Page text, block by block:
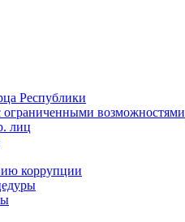
Республики
возможностями
лиц
коррупции